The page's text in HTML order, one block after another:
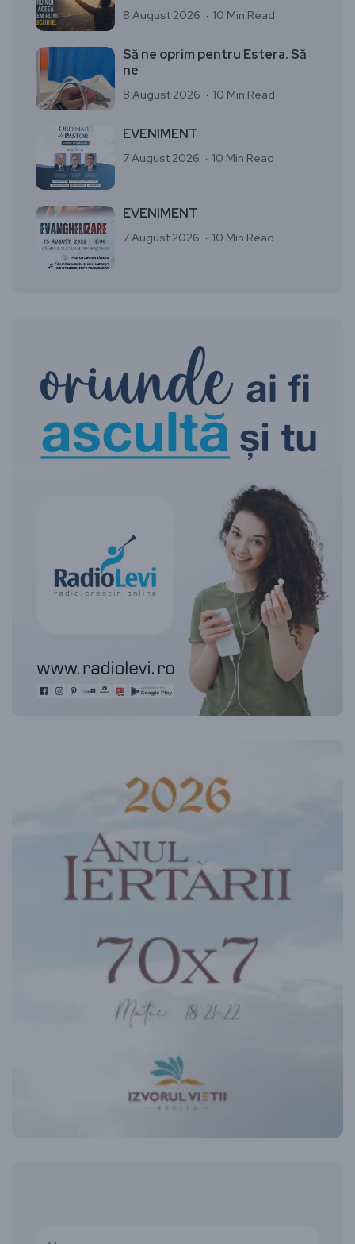
8 August 2026 10 Min Read
Să ne oprim pentru Estera. Să
ne
8 August 2026 10 Min Read
EVENIMENT
7 August 2026 10 Min Read
EVENIMENT
7 August 2026 10 Min Read